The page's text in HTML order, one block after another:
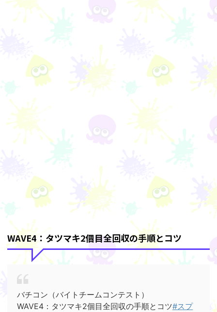
WAVE4：タツマキ2個目全回収の手順とコツ
バチコン（バイトチームコンテスト）
WAVE4：タツマキ2個目全回収の手順とコツ#スプ